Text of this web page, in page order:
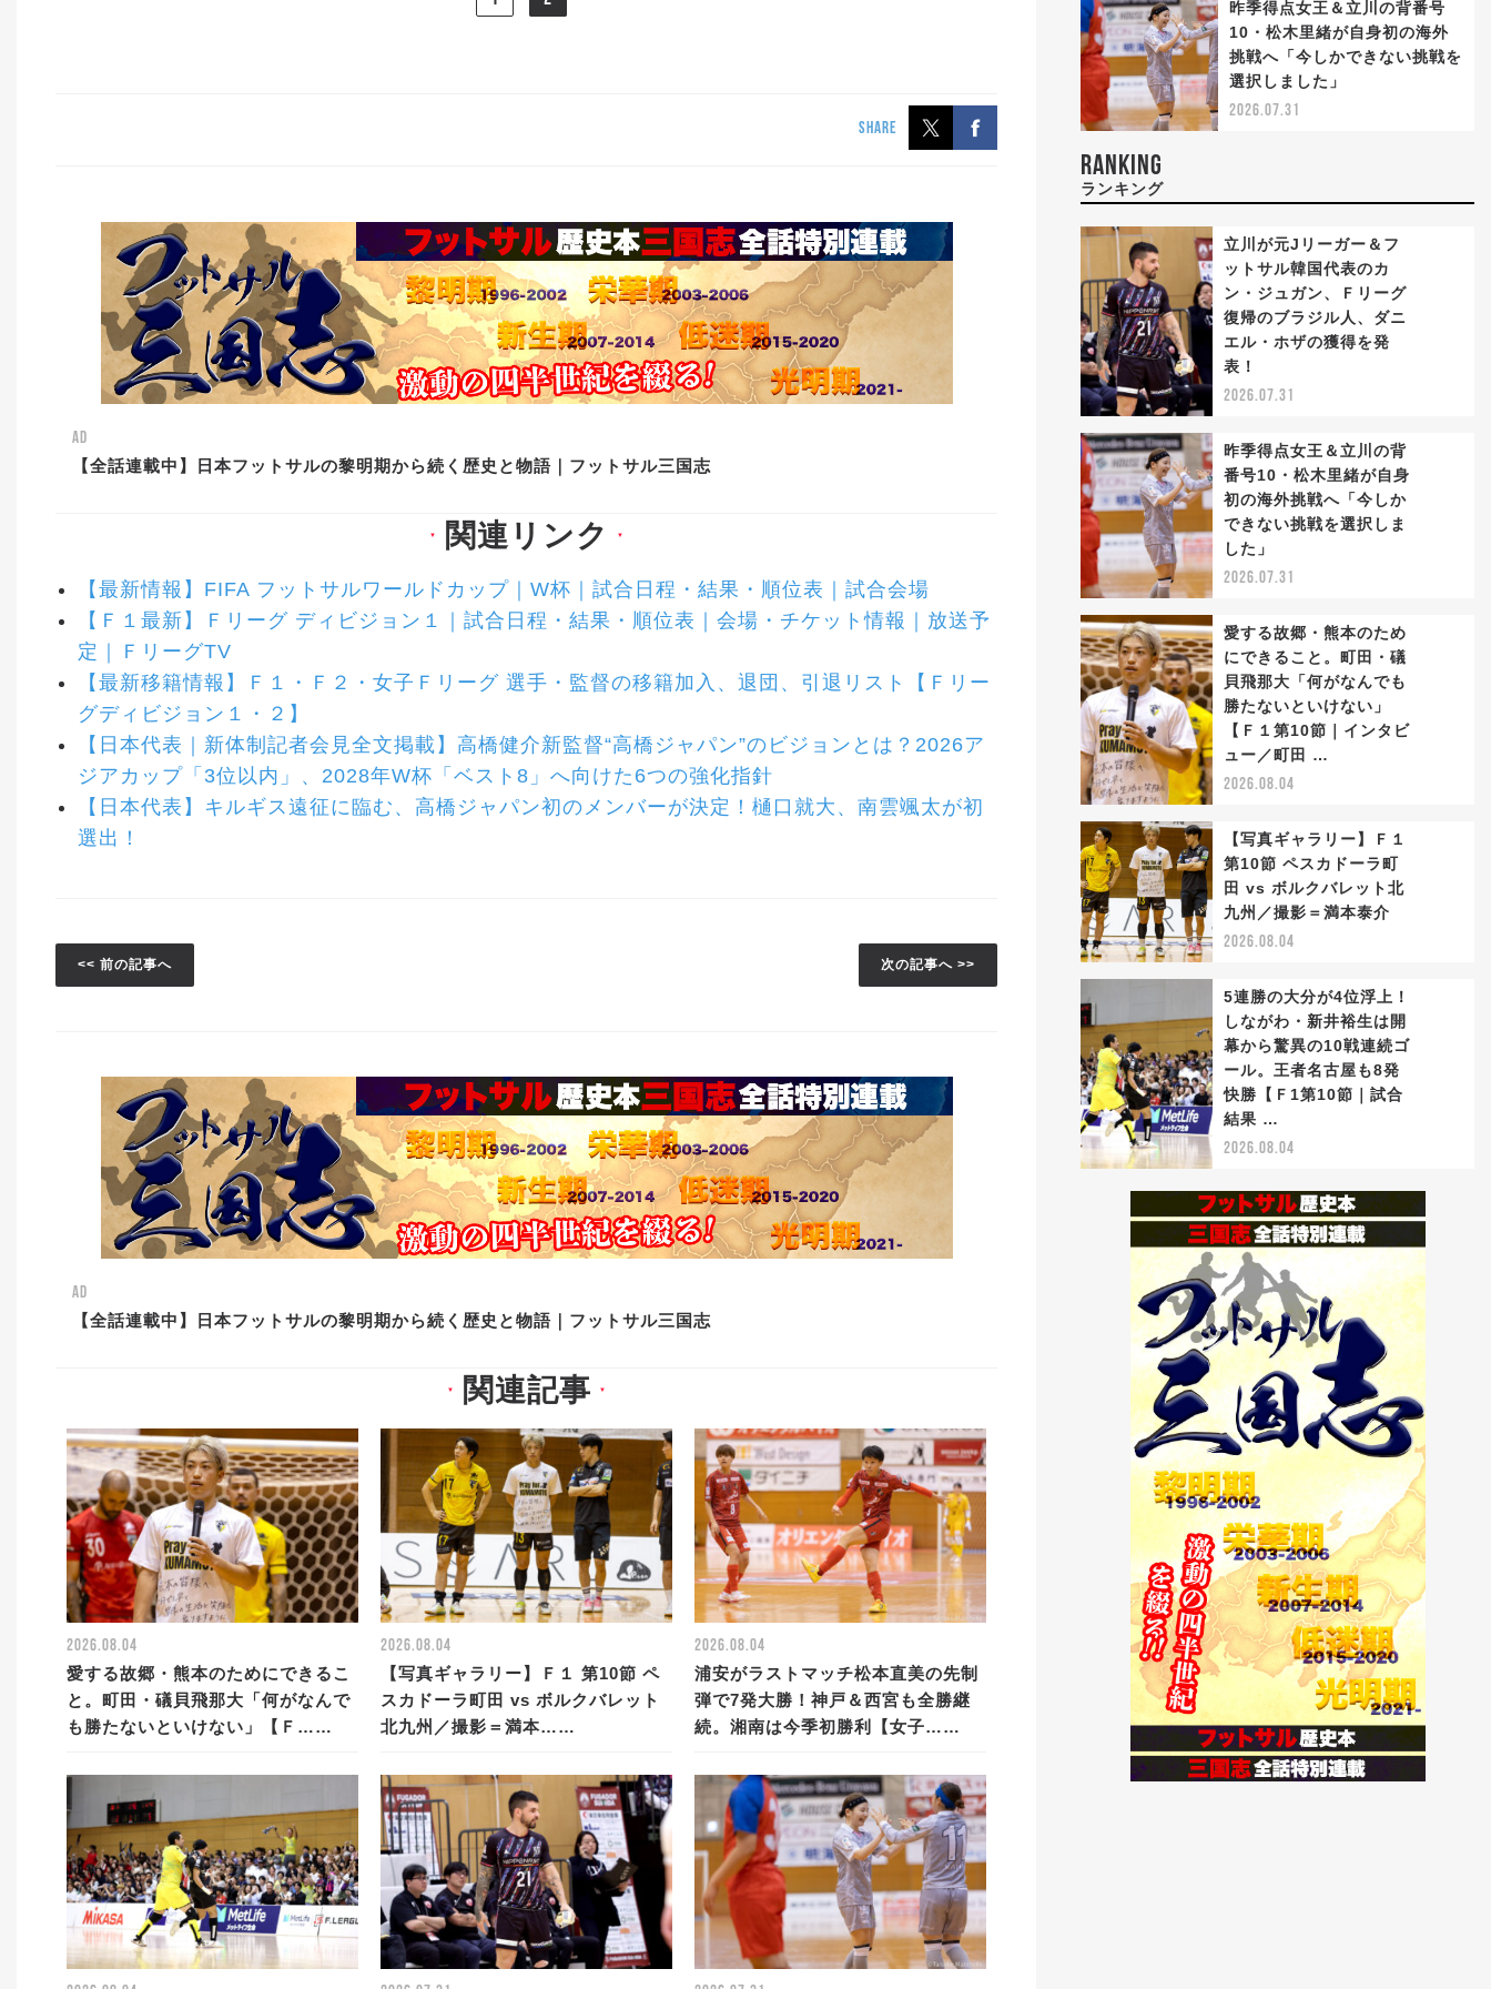
SHARE
AD
【全話連載中】日本フットサルの黎明期から続く歴史と物語｜フットサル三国志
▼ 関連リンク ▼
【最新情報】FIFA フットサルワールドカップ｜W杯｜試合日程・結果・順位表｜試合会場
【Ｆ１最新】Ｆリーグ ディビジョン１｜試合日程・結果・順位表｜会場・チケット情報｜放送予
定｜ＦリーグTV
【最新移籍情報】Ｆ１・Ｆ２・女子Ｆリーグ 選手・監督の移籍加入、退団、引退リスト【Ｆリー
グディビジョン１・２】
【日本代表｜新体制記者会見全文掲載】高橋健介新監督“高橋ジャパン”のビジョンとは？2026ア
ジアカップ「3位以内」、2028年W杯「ベスト8」へ向けた6つの強化指針
【日本代表】キルギス遠征に臨む、高橋ジャパン初のメンバーが決定！樋口就大、南雲颯太が初
選出！
<< 前の記事へ 次の記事へ >>
AD
【全話連載中】日本フットサルの黎明期から続く歴史と物語｜フットサル三国志
▼ 関連記事 ▼
2026.08.04
愛する故郷・熊本のためにできるこ
と。町田・礒貝飛那大「何がなんで
も勝たないといけない」【Ｆ……
2026.08.04
【写真ギャラリー】Ｆ１ 第10節 ペ
スカドーラ町田 vs ボルクバレット
北九州／撮影＝満本……
2026.08.04
浦安がラストマッチ松本直美の先制
弾で7発大勝！神戸＆西宮も全勝継
続。湘南は今季初勝利【女子……
昨季得点女王＆立川の背番号
10・松木里緒が自身初の海外
挑戦へ「今しかできない挑戦を
選択しました」
2026.07.31
RANKING
ランキング
立川が元Jリーガー＆フ
ットサル韓国代表のカ
ン・ジュガン、Ｆリーグ
復帰のブラジル人、ダニ
エル・ホザの獲得を発
表！
2026.07.31
昨季得点女王＆立川の背
番号10・松木里緒が自身
初の海外挑戦へ「今しか
できない挑戦を選択しま
した」
2026.07.31
愛する故郷・熊本のため
にできること。町田・礒
貝飛那大「何がなんでも
勝たないといけない」
【Ｆ１第10節｜インタビ
ュー／町田 …
2026.08.04
【写真ギャラリー】Ｆ１
第10節 ペスカドーラ町
田 vs ボルクバレット北
九州／撮影＝満本泰介
2026.08.04
5連勝の大分が4位浮上！
しながわ・新井裕生は開
幕から驚異の10戦連続ゴ
ール。王者名古屋も8発
快勝【Ｆ1第10節｜試合
結果 …
2026.08.04